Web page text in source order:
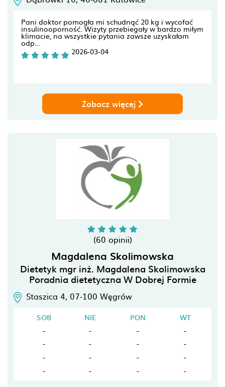
Pani doktor pomogła mi schudnąć 20 kg i wycofać
insulinooporność. Wizyty przebiegały w bardzo miłym
klimacie, na wszystkie pytania zawsze uzyskałam
odp...
2026-03-04
Zobacz więcej
(60 opinii)
Magdalena Skolimowska
Dietetyk mgr inż. Magdalena Skolimowska
Poradnia dietetyczna W Dobrej Formie
Staszica 4, 07-100 Węgrów
SOB NIE PON
WT
-
- -
-
-
- -
-
-
- -
-
-
- - -